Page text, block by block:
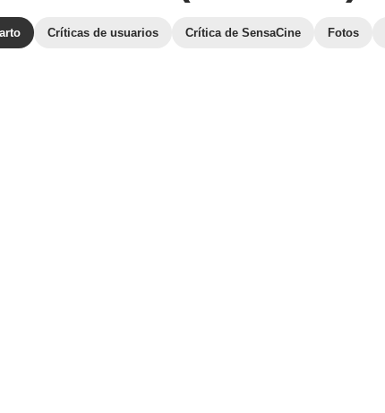
Críticas de usuarios Crítica de SensaCine Fotos